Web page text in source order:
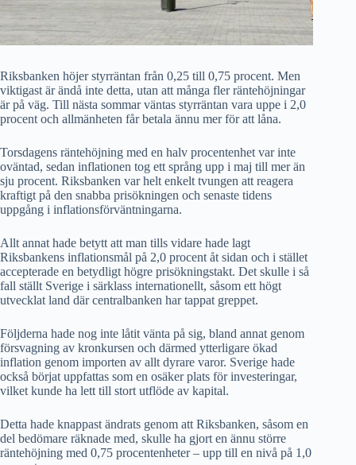
Riksbanken höjer styrräntan från 0,25 till 0,75 procent. Men
viktigast är ändå inte detta, utan att många fler räntehöjningar
är på väg. Till nästa sommar väntas styrräntan vara uppe i 2,0
procent och allmänheten får betala ännu mer för att låna.
Torsdagens räntehöjning med en halv procentenhet var inte
oväntad, sedan inflationen tog ett språng upp i maj till mer än
sju procent. Riksbanken var helt enkelt tvungen att reagera
kraftigt på den snabba prisökningen och senaste tidens
uppgång i inflationsförväntningarna.
Allt annat hade betytt att man tills vidare hade lagt
Riksbankens inflationsmål på 2,0 procent åt sidan och i stället
accepterade en betydligt högre prisökningstakt. Det skulle i så
fall ställt Sverige i särklass internationellt, såsom ett högt
utvecklat land där centralbanken har tappat greppet.
Följderna hade nog inte låtit vänta på sig, bland annat genom
försvagning av kronkursen och därmed ytterligare ökad
inflation genom importen av allt dyrare varor. Sverige hade
också börjat uppfattas som en osäker plats för investeringar,
vilket kunde ha lett till stort utflöde av kapital.
Detta hade knappast ändrats genom att Riksbanken, såsom en
del bedömare räknade med, skulle ha gjort en ännu större
räntehöjning med 0,75 procentenheter – upp till en nivå på 1,0